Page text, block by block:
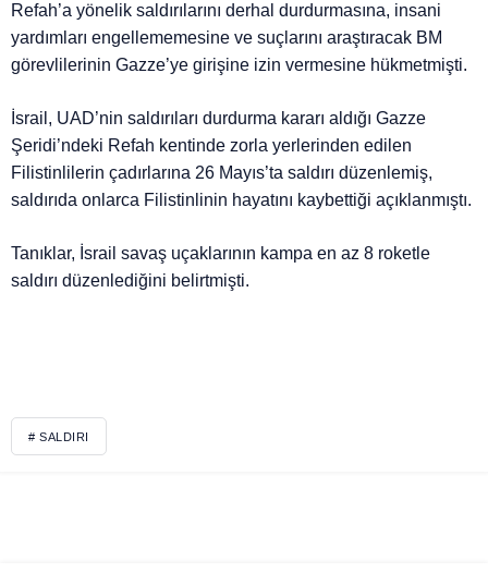
Refah’a yönelik saldırılarını derhal durdurmasına, insani
yardımları engellememesine ve suçlarını araştıracak BM
görevlilerinin Gazze’ye girişine izin vermesine hükmetmişti.
İsrail, UAD’nin saldırıları durdurma kararı aldığı Gazze
Şeridi’ndeki Refah kentinde zorla yerlerinden edilen
Filistinlilerin çadırlarına 26 Mayıs’ta saldırı düzenlemiş,
saldırıda onlarca Filistinlinin hayatını kaybettiği açıklanmıştı.
Tanıklar, İsrail savaş uçaklarının kampa en az 8 roketle
saldırı düzenlediğini belirtmişti.
# SALDIRI